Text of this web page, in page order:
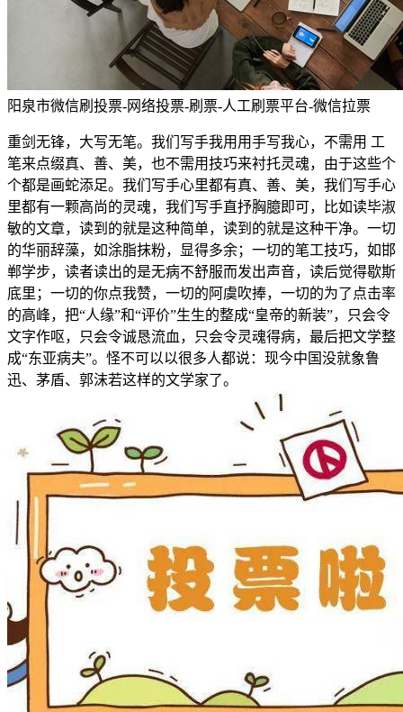
阳泉市微信刷投票-网络投票-刷票-人工刷票平台-微信拉票
重剑无锋，大写无笔。我们写手我用用手写我心，不需用 工
笔来点缀真、善、美，也不需用技巧来衬托灵魂，由于这些个
个都是画蛇添足。我们写手心里都有真、善、美，我们写手心
里都有一颗高尚的灵魂，我们写手直抒胸臆即可，比如读毕淑
敏的文章，读到的就是这种简单，读到的就是这种干净。一切
的华丽辞藻，如涂脂抹粉，显得多余；一切的笔工技巧，如邯
郸学步，读者读出的是无病不舒服而发出声音，读后觉得歇斯
底里；一切的你点我赞，一切的阿虞吹捧，一切的为了点击率
的高峰，把“人缘”和“评价”生生的整成“皇帝的新装”，只会令
文字作呕，只会令诚恳流血，只会令灵魂得病，最后把文学整
成“东亚病夫”。怪不可以以很多人都说：现今中国没就象鲁
迅、茅盾、郭沫若这样的文学家了。